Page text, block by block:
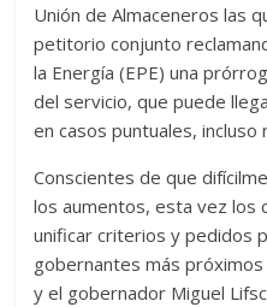
Unión de Almaceneros las
petitorio conjunto
la Energía (EPE) una
del servicio, que puede
en casos puntuales, incluso
Conscientes de que
los aumentos, esta vez los
unificar criterios y pedidos
gobernantes más
y el gobernador Miguel